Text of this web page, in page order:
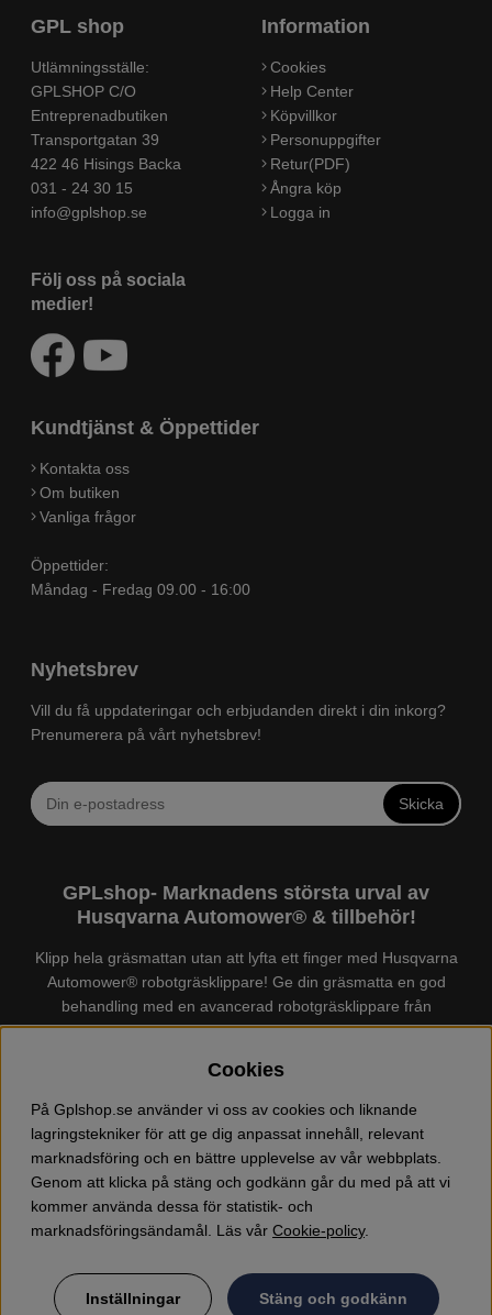
GPL shop
Utlämningsställe:
GPLSHOP C/O
Entreprenadbutiken
Transportgatan 39
422 46 Hisings Backa
031 - 24 30 15
info@gplshop.se
Följ oss på sociala
medier!
Information
Cookies
Help Center
Köpvillkor
Personuppgifter
Retur(PDF)
Ångra köp
Logga in
Kundtjänst & Öppettider
Kontakta oss
Om butiken
Vanliga frågor
Öppettider:
Måndag - Fredag 09.00 - 16:00
Nyhetsbrev
Vill du få uppdateringar och erbjudanden direkt i din inkorg?
Prenumerera på vårt nyhetsbrev!
Skicka
GPLshop- Marknadens största urval av
Husqvarna Automower® & tillbehör!
Klipp hela gräsmattan utan att lyfta ett finger med Husqvarna
Automower® robotgräsklippare! Ge din gräsmatta en god
behandling med en avancerad robotgräsklippare från
Husqvarna. Det finns enHusqvarna Automower®för just din
marknadens största urval av tillbehör och reservdelar till
Husqvarna Automower® och GARDENA. Vi säljer även
Husqvarna skog och trädgårdsprodukter så som:
motorsågskläder och skor, grästrimmer, röjsåg, häcksax,
jordfräs, lövblås, högtryckstvätt, dammsugare, snöslunga,
kapmaskin, yxa, leksaker, olja mm. Välkommen till oss!
Cookies
På Gplshop.se använder vi oss av cookies och liknande
lagringstekniker för att ge dig anpassat innehåll, relevant
marknadsföring och en bättre upplevelse av vår webbplats.
Genom att klicka på stäng och godkänn går du med på att vi
kommer använda dessa för statistik- och
marknadsföringsändamål. Läs vår Cookie-policy.
Inställningar Stäng och godkänn